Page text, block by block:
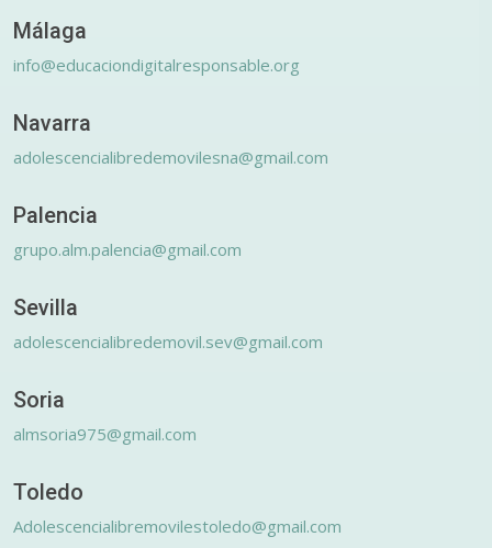
Málaga
info@educaciondigitalresponsable.org
Navarra
adolescencialibredemovilesna@gmail.com
Palencia
grupo.alm.palencia@gmail.com
Sevilla
adolescencialibredemovil.sev@gmail.com
Soria
almsoria975@gmail.com
Toledo
Adolescencialibremovilestoledo@gmail.com